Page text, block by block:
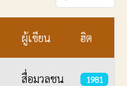
ผู้เขียน ฮิต
สื่อมวลชน
1981